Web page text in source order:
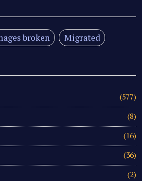
broken Migrated
(577)
(8)
(16)
(36)
(2)